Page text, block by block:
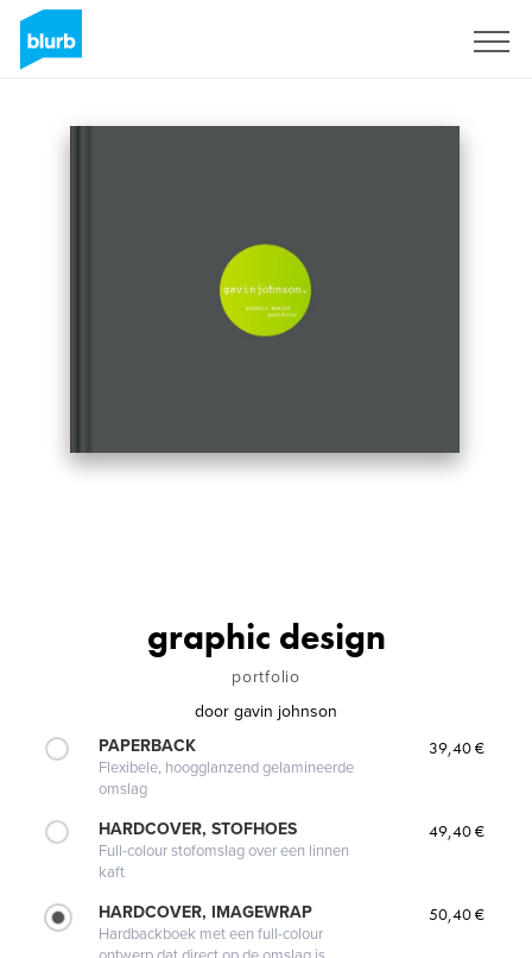
graphic design
portfolio
door gavin johnson
PAPERBACK
Flexibele, hoogglanzend gelamineerde
omslag
39,40 €
HARDCOVER, STOFHOES
Full-colour stofomslag over een linnen
kaft
49,40 €
HARDCOVER, IMAGEWRAP
Hardbackboek met een full-colour
50,40 €